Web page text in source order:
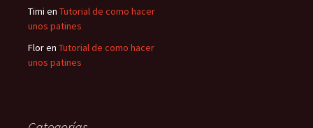
Timi en Tutorial de como hacer
unos patines
Floren Tutorial de como hacer
unos patines